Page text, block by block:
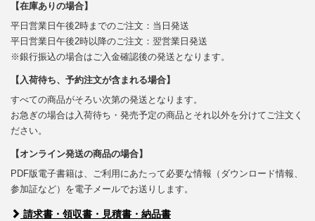
【在庫ありの場合】
平日営業日午後2時までのご注文：当日発送
平日営業日午後2時以降のご注文：翌営業日発送
※銀行振込の場合はご入金確認後の発送となります。
【入荷待ち、予約注文が含まれる場合】
すべての商品がそろい次第の発送となります。
お急ぎの場合は入荷待ち・発売予定の商品とそれ以外を分けてご注文く
ださい。
【オンライン発送の商品の場合】
PDF版電子書籍は、ご利用にあたって必要な情報（ダウンロード情報、
参加証など）を電子メールでお送りします。
請求書・領収書・見積書・納品書